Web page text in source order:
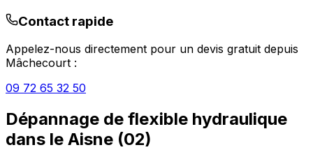
Contact rapide
Appelez-nous directement pour un devis gratuit depuis
Mâchecourt :
09 72 65 32 50
Dépannage de flexible hydraulique
dans le Aisne (02)